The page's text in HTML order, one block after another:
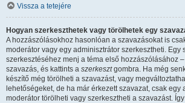
Vissza a tetejére
Hogyan szerkeszthetek vagy törölhetek egy
A hozzászólásokhoz hasonlóan a szavazásokat is
moderátor vagy egy adminisztrátor szerkesztheti. Egy
szerkesztéséhez menj a téma első hozzászólásához
szavazás, és kattints a szerkesztgombra. Ha még
készítő még törölheti a szavazást, vagy
lehetőségeket, de ha már érkezett szavazat, csak egy
moderátor törölheti vagy szerkesztheti a szavazást.